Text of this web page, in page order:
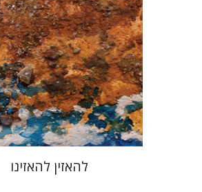
הנחת אתר ספר מודפס
$53
$48
להאזין להאזינו